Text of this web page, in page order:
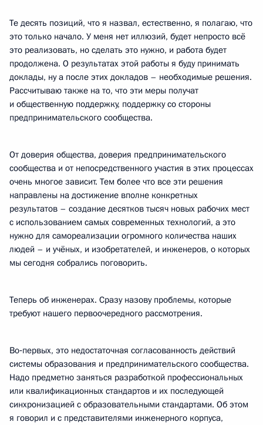
Те десять позиций, что я назвал, естественно, я полагаю, что
это только начало. У меня нет иллюзий, будет непросто всё
это реализовать, но сделать это нужно, и работа будет
продолжена. О результатах этой работы я буду принимать
доклады, ну а после этих докладов – необходимые решения.
Рассчитываю также на то, что эти меры получат
и общественную поддержку, поддержку со стороны
предпринимательского сообщества.
От доверия общества, доверия предпринимательского
сообщества и от непосредственного участия в этих процессах
очень многое зависит. Тем более что все эти решения
направлены на достижение вполне конкретных
результатов – создание десятков тысяч новых рабочих мест
с использованием самых современных технологий, а это
нужно для самореализации огромного количества наших
людей – и учёных, и изобретателей, и инженеров, о которых
мы сегодня собрались поговорить.
Теперь об инженерах. Сразу назову проблемы, которые
требуют нашего первоочередного рассмотрения.
Во‑первых, это недостаточная согласованность действий
системы образования и предпринимательского сообщества.
Надо предметно заняться разработкой профессиональных
или квалификационных стандартов и их последующей
синхронизацией с образовательными стандартами. Об этом
я говорил и с представителями инженерного корпуса,